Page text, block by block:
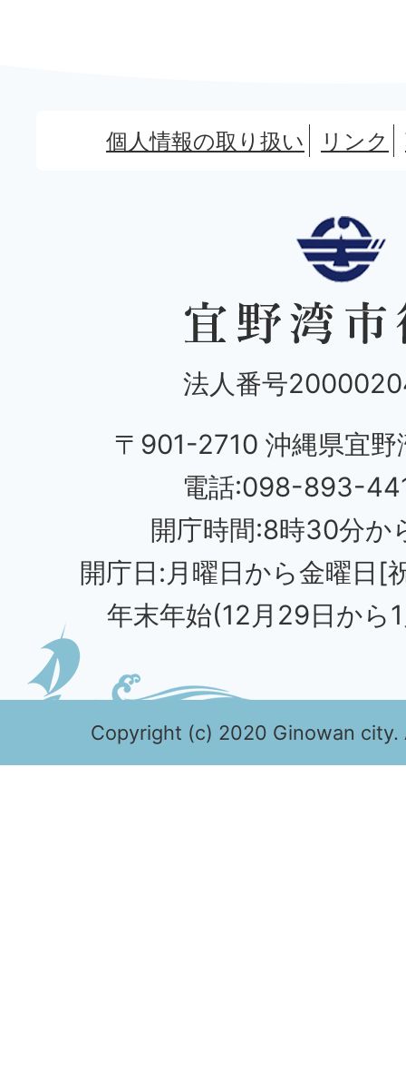
個人情報の取り扱い リンク
法人番号
〒901-2710 沖縄県宜野
電話:098-893-
開庁時間:8時30分か
開庁日:月曜日から金曜日[
年末年始(12月29日から
Copyright (c) 2020 Ginowan city.